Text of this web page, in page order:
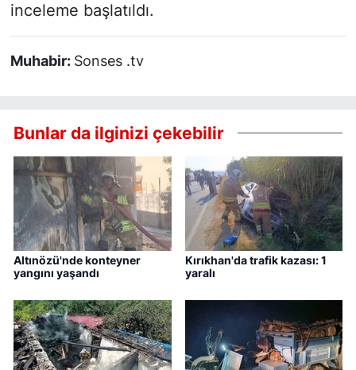
inceleme başlatıldı.
Muhabir: Sonses .tv
Bunlar da ilginizi çekebilir
Altınözü'nde konteyner
yangını yaşandı
Kırıkhan'da trafik kazası: 1
yaralı